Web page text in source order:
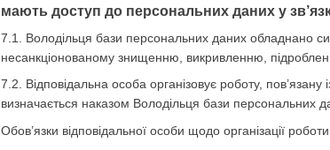
мають доступ до персональних даних у
7.1. Володільця бази персональних даних обладнано
несанкціонованому знищенню, викривленню,
7.2. Відповідальна особа організовує роботу,
визначається наказом Володільця бази персональних
Обов’язки відповідальної особи щодо організації